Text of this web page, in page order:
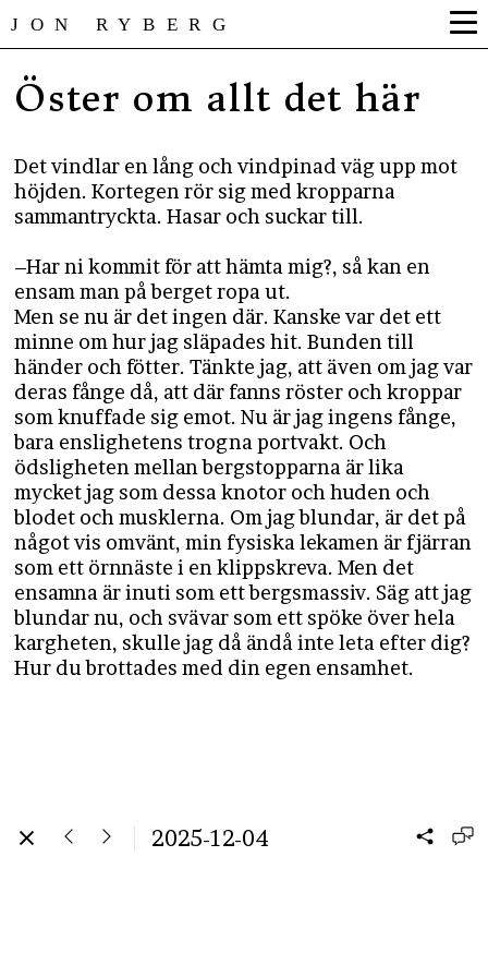
JON RYBERG
Öster om allt det här
Det vindlar en lång och vindpinad väg upp mot
höjden. Kortegen rör sig med kropparna
sammantryckta. Hasar och suckar till.
–Har ni kommit för att hämta mig?, så kan en
ensam man på berget ropa ut.
Men se nu är det ingen där. Kanske var det ett
minne om hur jag släpades hit. Bunden till
händer och fötter. Tänkte jag, att även om jag var
deras fånge då, att där fanns röster och kroppar
som knuffade sig emot. Nu är jag ingens fånge,
bara enslighetens trogna portvakt. Och
ödsligheten mellan bergstopparna är lika
mycket jag som dessa knotor och huden och
blodet och musklerna. Om jag blundar, är det på
något vis omvänt, min fysiska lekamen är fjärran
som ett örnnäste i en klippskreva. Men det
ensamna är inuti som ett bergsmassiv. Säg att jag
blundar nu, och svävar som ett spöke över hela
kargheten, skulle jag då ändå inte leta efter dig?
Hur du brottades med din egen ensamhet.
2025-12-04